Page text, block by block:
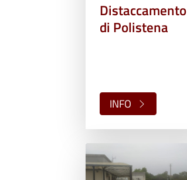
Distaccamento
di Polistena
INFO